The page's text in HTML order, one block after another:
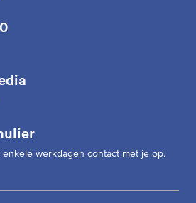
werkdagen contact met je op.